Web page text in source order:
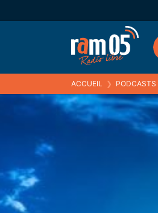
ACCUEIL ❯ PODCASTS